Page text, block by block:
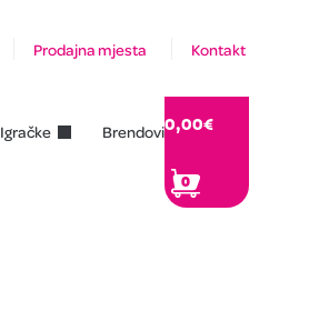
Prodajna mjesta Kontakt
Igračke Brendovi0,00€
0